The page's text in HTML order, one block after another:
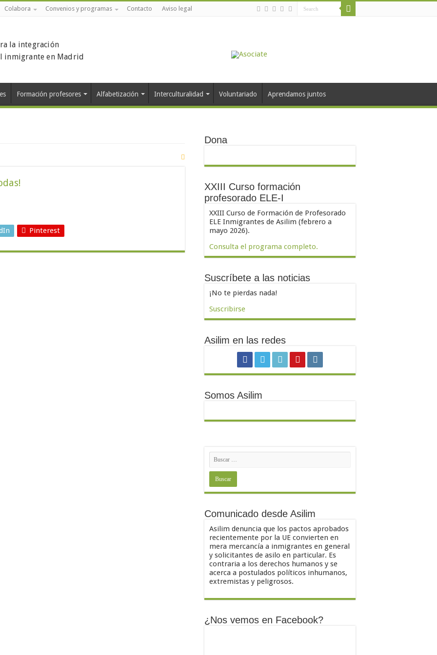
Colabora Convenios y programas Contacto Aviso legal
la integración
inmigrante en Madrid
Formación profesores Alfabetización Interculturalidad Voluntariado Aprendamos juntos
Pinterest
Dona
XXIII Curso formación
profesorado ELE-I
XXIII Curso de Formación de Profesorado
ELE Inmigrantes de Asilim (febrero a
mayo 2026).
Consulta el programa completo.
Suscríbete a las noticias
¡No te pierdas nada!
Suscribirse
Asilim en las redes
Somos Asilim
Comunicado desde Asilim
Asilim denuncia que los pactos aprobados
recientemente por la UE convierten en
mera mercancía a inmigrantes en general
y solicitantes de asilo en particular. Es
contraria a los derechos humanos y se
acerca a postulados políticos inhumanos,
extremistas y peligrosos.
¿Nos vemos en Facebook?